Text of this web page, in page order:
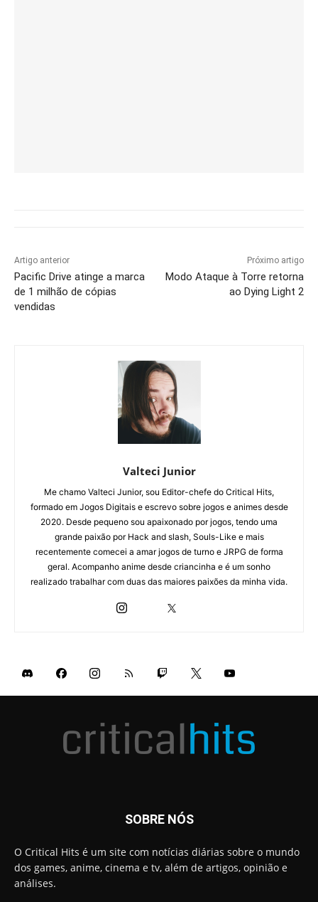
Artigo anterior
Pacific Drive atinge a marca
de 1 milhão de cópias
vendidas
Próximo artigo
Modo Ataque à Torre retorna
ao Dying Light 2
Valteci Junior
Me chamo Valteci Junior, sou Editor-chefe do Critical Hits,
formado em Jogos Digitais e escrevo sobre jogos e animes desde
2020. Desde pequeno sou apaixonado por jogos, tendo uma
grande paixão por Hack and slash, Souls-Like e mais
recentemente comecei a amar jogos de turno e JRPG de forma
geral. Acompanho anime desde criancinha e é um sonho
realizado trabalhar com duas das maiores paixões da minha vida.
SOBRE NÓS
O Critical Hits é um site com notícias diárias sobre o mundo
dos games, anime, cinema e tv, além de artigos, opinião e
análises.